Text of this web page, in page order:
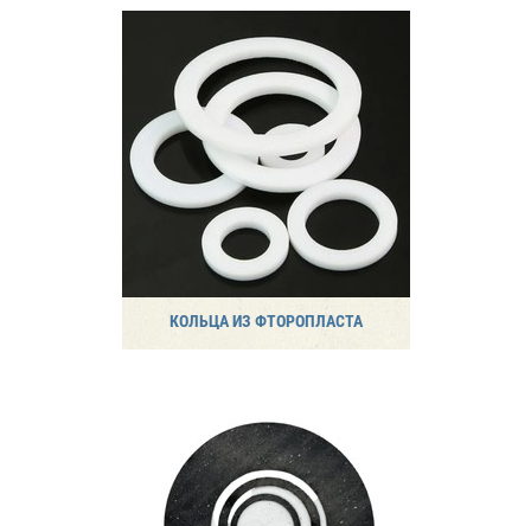
КОЛЬЦА ИЗ ФТОРОПЛАСТА